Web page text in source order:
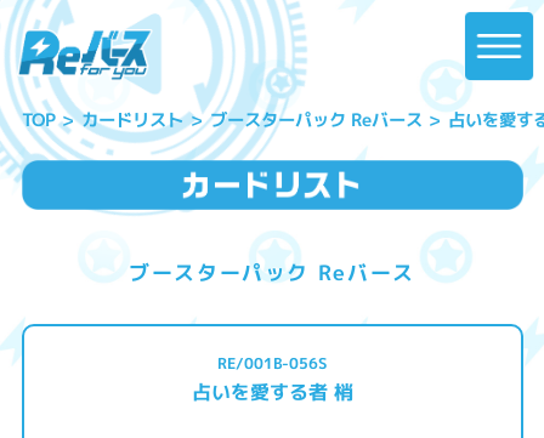
TOP カードリスト ブースターパック Reバース 占いを愛す
ブースターパック Reバース
RE/001B-056S
占いを愛する者 梢